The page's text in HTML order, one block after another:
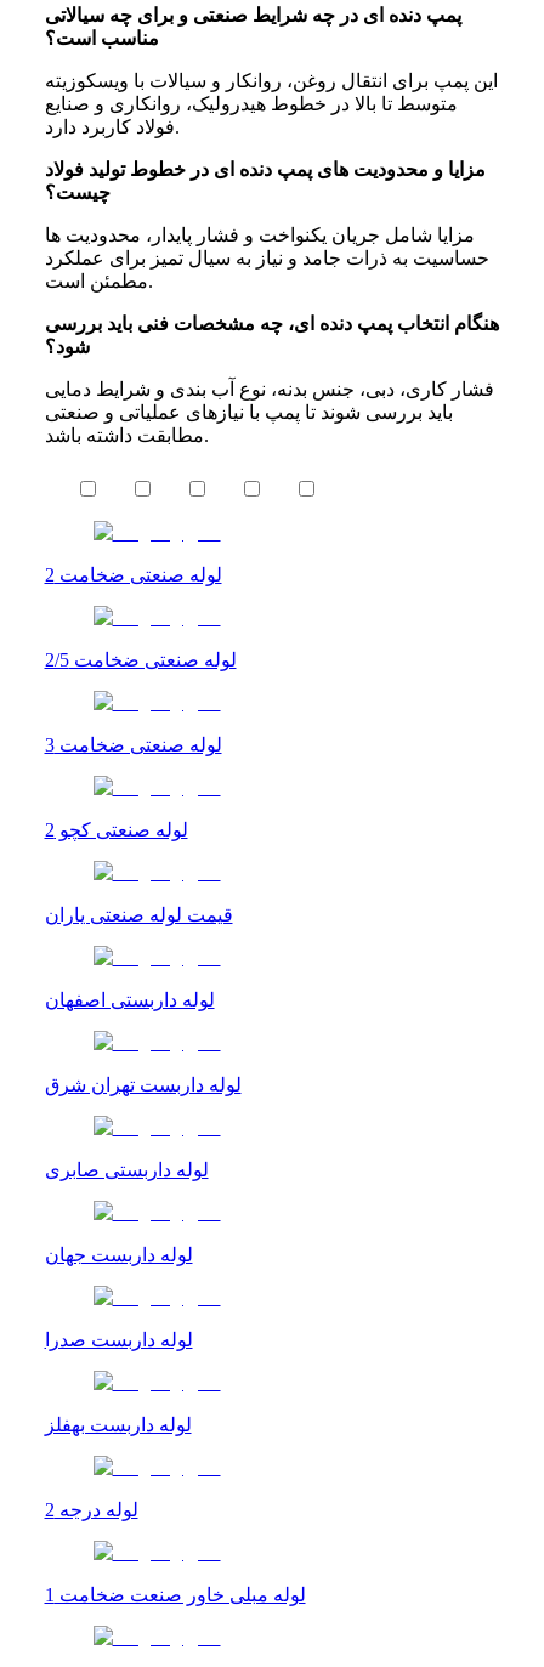
پمپ دنده‌ ای در چه شرایط صنعتی و برای چه سیالاتی
مناسب است؟
این پمپ برای انتقال روغن، روانکار و سیالات با ویسکوزیته
متوسط تا بالا در خطوط هیدرولیک، روانکاری و صنایع
فولاد کاربرد دارد.
مزایا و محدودیت‌ های پمپ دنده‌ ای در خطوط تولید فولاد
چیست؟
مزایا شامل جریان یکنواخت و فشار پایدار، محدودیت‌ ها
حساسیت به ذرات جامد و نیاز به سیال تمیز برای عملکرد
مطمئن است.
هنگام انتخاب پمپ دنده‌ ای، چه مشخصات فنی باید بررسی
شود؟
فشار کاری، دبی، جنس بدنه، نوع آب بندی و شرایط دمایی
باید بررسی شوند تا پمپ با نیازهای عملیاتی و صنعتی
مطابقت داشته باشد.
لوله صنعتی ضخامت 2
لوله صنعتی ضخامت 2/5
لوله صنعتی ضخامت 3
لوله صنعتی کچو 2
قیمت لوله صنعتی یاران
لوله داربستی اصفهان
لوله داربست تهران شرق
لوله داربستی صابری
لوله داربست جهان
لوله داربست صدرا
لوله داربست بهفلز
لوله درجه 2
لوله مبلی خاور صنعت ضخامت 1